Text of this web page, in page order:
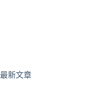
最新文章